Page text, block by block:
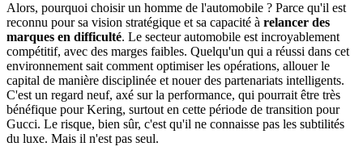
Alors, pourquoi choisir un homme de l'automobile ? Parce qu'il est
reconnu pour sa vision stratégique et sa capacité à relancer des
marques en difficulté. Le secteur automobile est incroyablement
compétitif, avec des marges faibles. Quelqu'un qui a réussi dans cet
environnement sait comment optimiser les opérations, allouer le
capital de manière disciplinée et nouer des partenariats intelligents.
C'est un regard neuf, axé sur la performance, qui pourrait être très
bénéfique pour Kering, surtout en cette période de transition pour
Gucci. Le risque, bien sûr, c'est qu'il ne connaisse pas les subtilités
du luxe. Mais il n'est pas seul.